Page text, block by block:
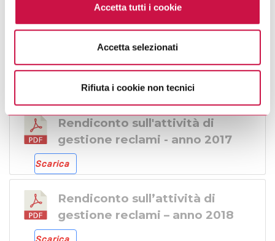
parte integrante della cookie policy e si intende ivi
richiamata.
Se vuole saperne di più consultil’informativa sulla
privacy.
Accetta tutti i cookie
Accetta selezionati
Rifiuta i cookie non tecnici
Rendiconto sull'attività di
gestione dei reclami - anno
2019
Rendiconto sull'attività di
gestione reclami - anno 2017
Scarica
Rendiconto sull’attività di
gestione reclami – anno 2018